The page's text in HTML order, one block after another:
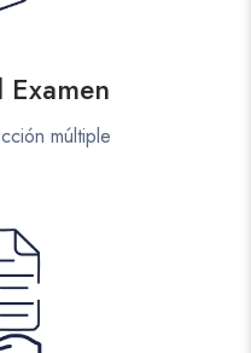
Examen
múltiple